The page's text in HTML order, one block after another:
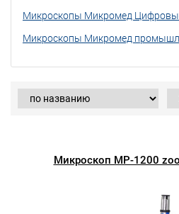
Микроскопы Микромед
Микроскопы Микромед
Микроскоп MP-1200